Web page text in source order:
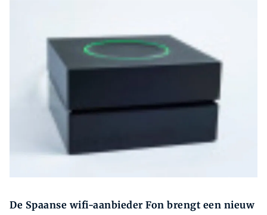
De Spaanse wifi-aanbieder Fon brengt een nieuw